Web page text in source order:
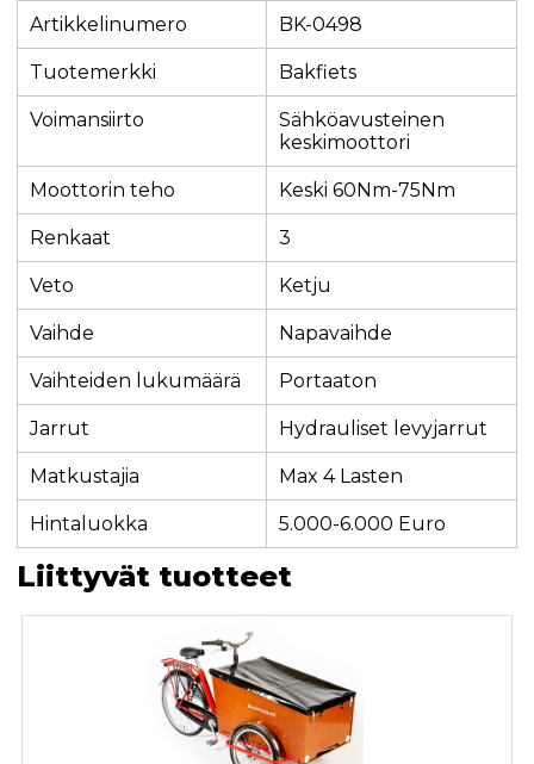
Artikkelinumero BK-0498
Tuotemerkki Bakfiets
Voimansiirto
Sähköavusteinen
keskimoottori
Moottorin teho Keski 60Nm-75Nm
Renkaat 3
Veto Ketju
Vaihde Napavaihde
Vaihteiden lukumäärä Portaaton
Jarrut Hydrauliset levyjarrut
Matkustajia Max 4 Lasten
Hintaluokka 5.000-6.000 Euro
Liittyvät tuotteet